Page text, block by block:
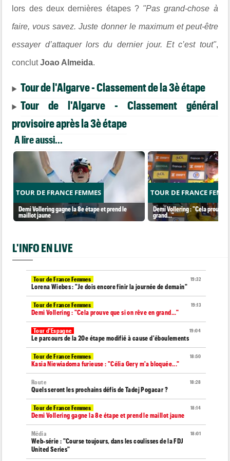
lors des deux dernières étapes ? "Pas grand-chose à
faire, vous savez. Juste donner le maximum et peut-être
essayer d’attaquer lors du dernier jour. Et c’est tout",
conclutJoao Almeida.
Tour de l'Algarve - Classement de la 3è étape
Tour de l'Algarve - Classement général
provisoire après la 3è étape
A lire aussi...
TOUR DE FRANCE FEMMES
Demi Vollering gagne la 8e étape et prend le
maillot jaune
TOUR DE FRANCE
Demi Vollering : "Cela prouve
grand..."
L'INFO EN LIVE
19:32
Tour de France Femmes
Lorena Wiebes : "Je dois encore finir la journée de demain"
19:13
Tour de France Femmes
Demi Vollering : "Cela prouve que si on rêve en grand..."
19:04
Tour d'Espagne
Le parcours de la 20e étape modifié à cause d'éboulements
18:50
Tour de France Femmes
Kasia Niewiadoma furieuse : "Célia Gery m'a bloquée..."
18:28
Route
Quels seront les prochains défis de Tadej Pogacar ?
18:14
Tour de France Femmes
Demi Vollering gagne la 8e étape et prend le maillot jaune
18:01
Média
Web-série : "Course toujours, dans les coulisses de la FDJ
United Series"